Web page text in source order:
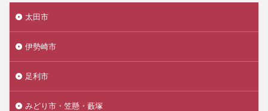
太田市
伊勢崎市
足利市
みどり市・笠懸・藪塚